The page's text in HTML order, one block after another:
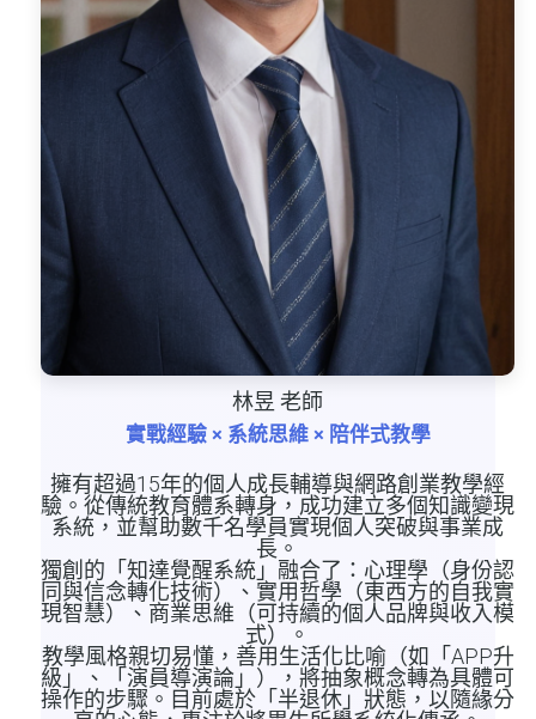
林昱 老師
實戰經驗 × 系統思維 × 陪伴式教學
擁有超過15年的個人成長輔導與網路創業教學經
驗。從傳統教育體系轉身，成功建立多個知識變現
系統，並幫助數千名學員實現個人突破與事業成
長。
獨創的「知達覺醒系統」融合了：心理學（身份認
同與信念轉化技術）、實用哲學（東西方的自我實
現智慧）、商業思維（可持續的個人品牌與收入模
式）。
教學風格親切易懂，善用生活化比喻（如「APP升
級」、「演員導演論」），將抽象概念轉為具體可
操作的步驟。目前處於「半退休」狀態，以隨緣分